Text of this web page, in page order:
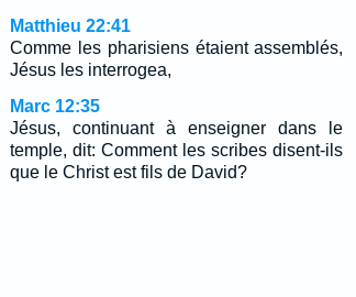
Matthieu 22:41
Comme les pharisiens étaient assemblés,
Jésus les interrogea,
Marc 12:35
Jésus, continuant à enseigner dans le
temple, dit: Comment les scribes disent-ils
que le Christ est fils de David?